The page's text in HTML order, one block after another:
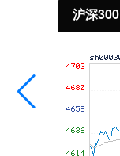
沪深300